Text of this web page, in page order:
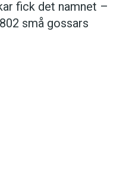
fick det namnet –
små gossars